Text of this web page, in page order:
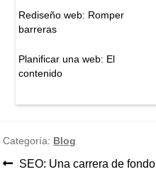
Rediseño web: Romper
barreras
Planificar una web: El
contenido
Categoría: Blog
Navegación
Anterior:
SEO: Una carrera de fondo